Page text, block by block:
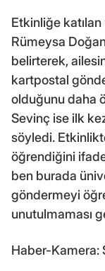
Etkinliğe
Rümeysa
belirterek,
kartpostal
olduğunu daha
Sevinç ise ilk
söyledi.
öğrendiğini
ben burada
göndermeyi
unutulmaması
Haber-Kamera: